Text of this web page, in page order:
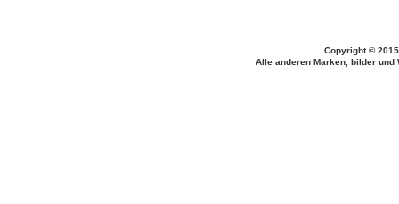
Copyright ©
Alle anderen Marken, bilder und